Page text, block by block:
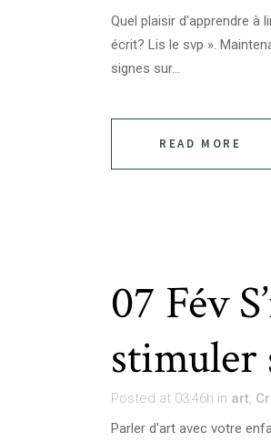
Quel plaisir d'apprendre à
écrit? Lis le svp ».
signes sur...
READ MORE
07 Fév
stimuler
Posted at 03:46h in art,
Parler d'art avec votre